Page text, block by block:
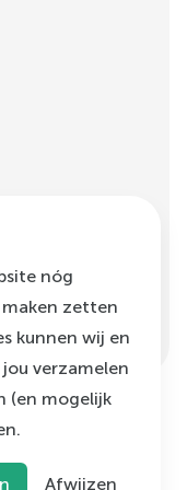
nóg
maken zetten
kunnen wij en
verzamelen
(en mogelijk
Afwijzen